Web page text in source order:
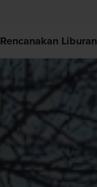
Rencanakan Liburan